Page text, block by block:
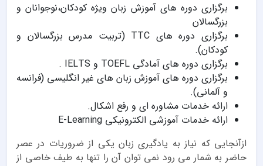
برگزاری دوره های آموزش زبان ویژه کودکان،نوجوانان و
بزرگسالان
برگزاری دوره های TTC (تربیت مدرس بزرگسالان و
کودکان).
برگزاری دوره های آمادگی TOEFL و IELTS .
برگزاری دوره های آموزش زبان های غیر انگلیسی (فرانسه
و آلمانی).
ارائه خدمات مشاوره ای و رفع اشکال.
ارائه خدمات آموزشی الکترونیکی E-Learning
ازآنجایی که نیاز به یادگیری زبان یکی از ضروریات در عصر
حاضر به شمار می رود نمی توان آن را تنها به طیف خاصی از